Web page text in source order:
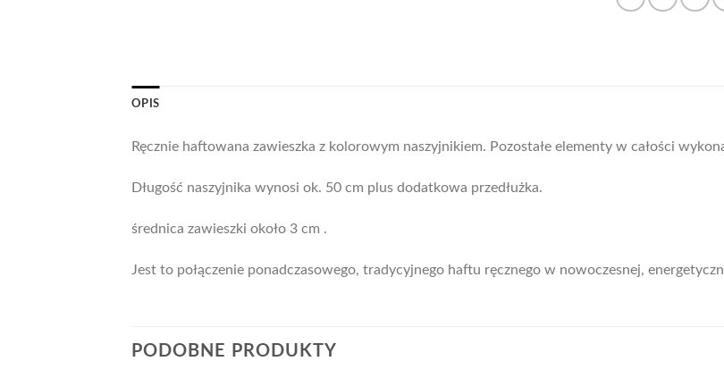
OPIS
Ręcznie haftowana zawieszka z kolorowym naszyjnikiem. Pozostałe elementy w całości
Długość naszyjnika wynosi ok. 50 cm plus dodatkowa przedłużka.
średnica zawieszki około 3 cm .
Jest to połączenie ponadczasowego, tradycyjnego haftu ręcznego w nowoczesnej,
PODOBNE PRODUKTY